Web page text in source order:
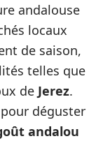
andalouse
locaux
de saison,
telles que
de Jerez.
déguster
andalou